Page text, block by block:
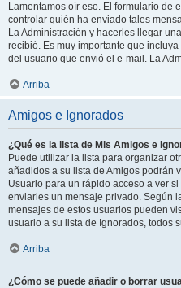
Lamentamos oír eso. El formulario de
controlar quién ha enviado tales
La Administración y hacerles llegar
recibió. Es muy importante que
del usuario que envió el e-mail. La
Arriba
Amigos e Ignorados
¿Qué es la lista de Mis Amigos e
Puede utilizar la lista para organizar
añadidos a su lista de Amigos podrán
Usuario para un rápido acceso a ver
enviarles un mensaje privado. Según
mensajes de estos usuarios pueden
usuario a su lista de Ignorados, todos
Arriba
¿Cómo se puede añadir o borrar